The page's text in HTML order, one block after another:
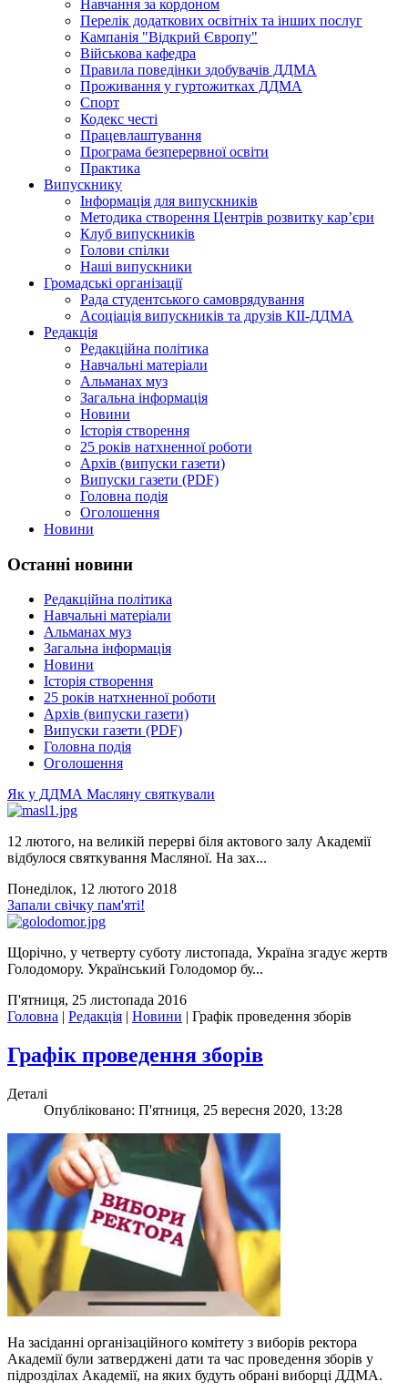
Навчання за кордоном
Перелік додаткових освітніх та інших послуг
Кампанія "Відкрий Європу"
Військова кафедра
Правила поведінки здобувачів ДДМА
Проживання у гуртожитках ДДМА
Спорт
Кодекс честі
Працевлаштування
Програма безперервної освіти
Практика
Випускнику
Інформація для випускників
Методика створення Центрів розвитку кар’єри
Клуб випускників
Голови спілки
Наші випускники
Громадські організації
Рада студентського самоврядування
Асоціація випускників та друзів КІІ-ДДМА
Редакція
Редакційна політика
Навчальні матеріали
Альманах муз
Загальна інформація
Новини
Історія створення
25 років натхненної роботи
Архів (випуски газети)
Випуски газети (PDF)
Головна подія
Оголошення
Новини
Останні новини
Редакційна політика
Навчальні матеріали
Альманах муз
Загальна інформація
Новини
Історія створення
25 років натхненної роботи
Архів (випуски газети)
Випуски газети (PDF)
Головна подія
Оголошення
Як у ДДМА Масляну святкували
12 лютого, на великій перерві біля актового залу Академії
відбулося святкування Масляної. На зах...
Понеділок, 12 лютого 2018
Запали свічку пам'яті!
Щорічно, у четверту суботу листопада, Україна згадує жертв
Голодомору. Український Голодомор бу...
П'ятниця, 25 листопада 2016
Головна | Редакція | Новини | Графік проведення зборів
Графік проведення зборів
Деталі
Опубліковано: П'ятниця, 25 вересня 2020, 13:28
На засіданні організаційного комітету з виборів ректора
Академії були затверджені дати та час проведення зборів у
підрозділах Академії, на яких будуть обрані виборці ДДМА.